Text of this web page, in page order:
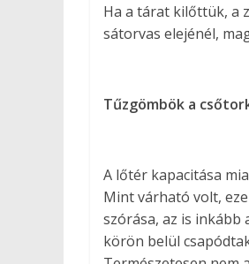
Ha a tárat kilőttük, a
sátorvas elejénél,
Tűzgömbök a
A lőtér kapacitása
Mint várható volt,
szórása, az is
körön belül